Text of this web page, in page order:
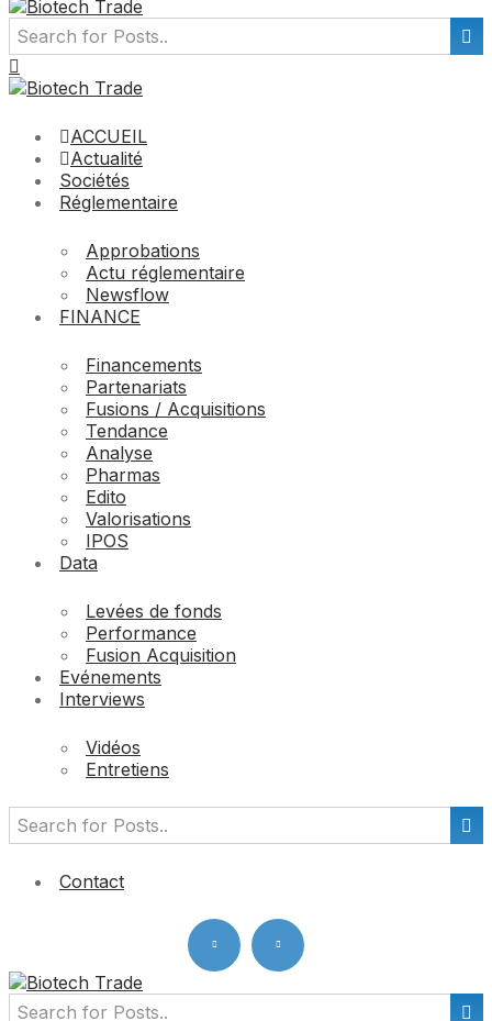
ACCUEIL
Actualité
Sociétés
Réglementaire
Approbations
Actu réglementaire
Newsflow
FINANCE
Financements
Partenariats
Fusions / Acquisitions
Tendance
Analyse
Pharmas
Edito
Valorisations
IPOS
Data
Levées de fonds
Performance
Fusion Acquisition
Evénements
Interviews
Vidéos
Entretiens
Contact